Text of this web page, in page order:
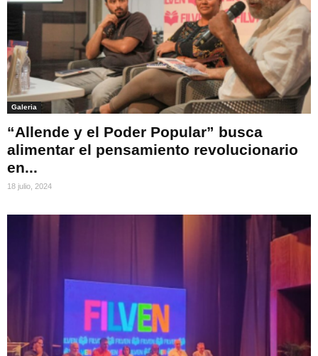
Galeria
“Allende y el Poder Popular” busca
alimentar el pensamiento revolucionario
en...
18 julio, 2024